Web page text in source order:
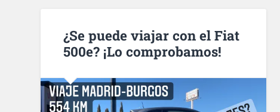
¿Se puede viajar con el Fiat
500e? ¡Lo comprobamos!